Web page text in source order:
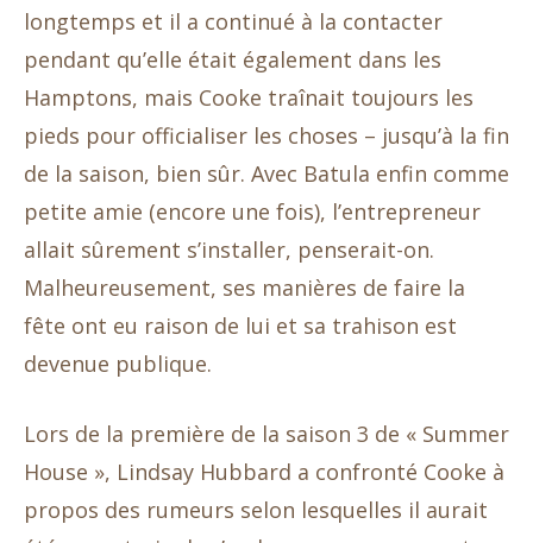
longtemps et il a continué à la contacter
pendant qu’elle était également dans les
Hamptons, mais Cooke traînait toujours les
pieds pour officialiser les choses – jusqu’à la fin
de la saison, bien sûr. Avec Batula enfin comme
petite amie (encore une fois), l’entrepreneur
allait sûrement s’installer, penserait-on.
Malheureusement, ses manières de faire la
fête ont eu raison de lui et sa trahison est
devenue publique.
Lors de la première de la saison 3 de « Summer
House », Lindsay Hubbard a confronté Cooke à
propos des rumeurs selon lesquelles il aurait